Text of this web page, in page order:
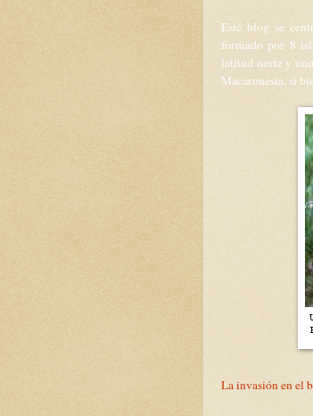
Esté blog se
formado por 8
latitud norte y
Macaronesia, si
La invasión en el